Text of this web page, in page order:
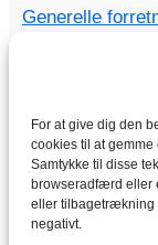
For at give dig den
cookies til at
Samtykke til disse
browseradfærd eller
eller tilbagetrækning
negativt.
Generelle